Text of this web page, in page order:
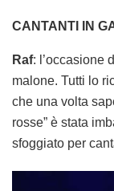
CANTANTI IN
Raf: l’occasione
malone. Tutti lo
che una volta
rosse” è stata
sfoggiato per